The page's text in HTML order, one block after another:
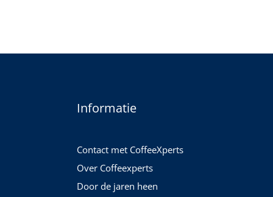
Informatie
Contact met CoffeeXperts
Over Coffeexperts
Door de jaren heen